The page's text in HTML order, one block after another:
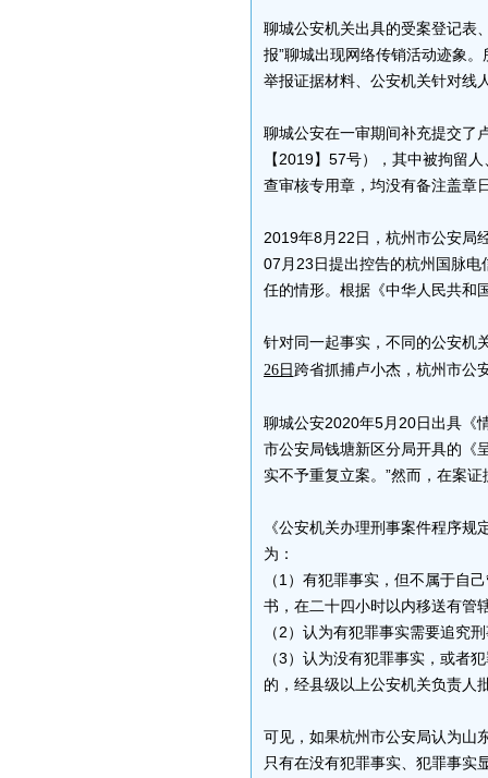
聊城公安机关出具的受案登记表
报”聊城出现网络传销活动迹象
举报证据材料、公安机关针对线
聊城公安在一审期间补充提交了
【2019】57号），其中被拘留
查审核专用章，均没有备注盖章
2019年8月22日，杭州市公安局
07月23日提出控告的杭州国脉
任的情形。根据《中华人民共和
针对同一起事实，不同的公安机
26日 跨省抓捕卢小杰，杭州市公
聊城公安2020年5月20日出具《
市公安局钱塘新区分局开具的《
实不予重复立案。”然而，在案
《公安机关办理刑事案件程序
为：
（1）有犯罪事实，但不属于自
书，在二十四小时以内移送有管
（2）认为有犯罪事实需要追究
（3）认为没有犯罪事实，或者
的，经县级以上公安机关负责人
可见，如果杭州市公安局认为山
只有在没有犯罪事实、犯罪事实